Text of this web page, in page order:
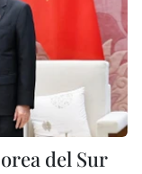
del Sur